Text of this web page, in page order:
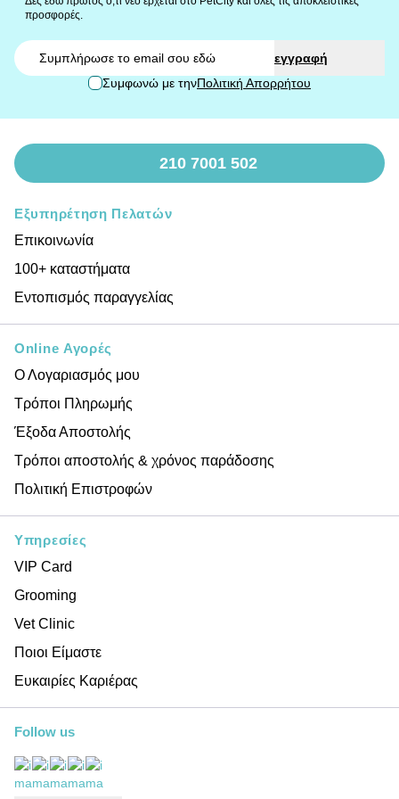
προσφορές.
εγγραφή
Συμφωνώ με τηνΠολιτική Απορρήτου
210 7001 502
Εξυπηρέτηση Πελατών
Επικοινωνία
100+ καταστήματα
Εντοπισμός παραγγελίας
Online Αγορές
Ο Λογαριασμός μου
Τρόποι Πληρωμής
Έξοδα Αποστολής
Τρόποι αποστολής & χρόνος παράδοσης
Πολιτική Επιστροφών
Υπηρεσίες
VIP Card
Grooming
Vet Clinic
Ποιοι Είμαστε
Ευκαιρίες Καριέρας
Follow us